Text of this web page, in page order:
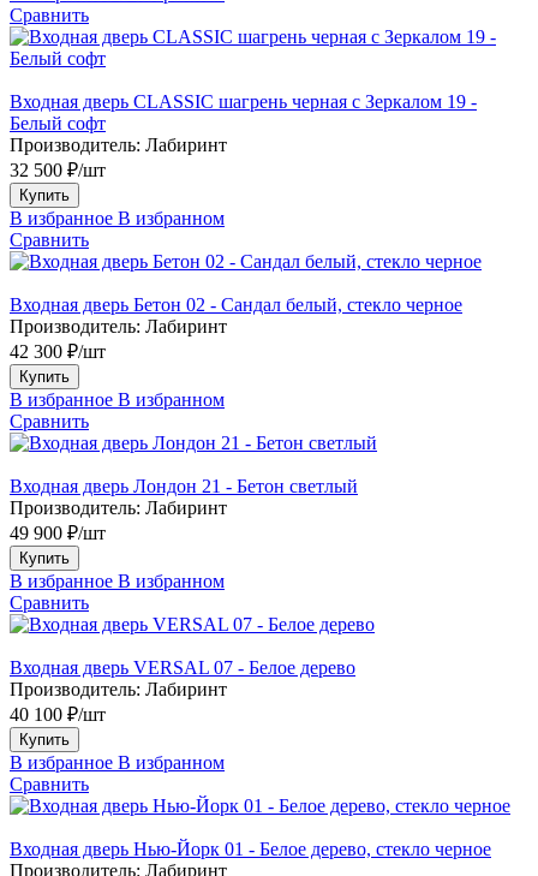
Сравнить
Входная дверь CLASSIC шагрень черная с Зеркалом 19 -
Белый софт
Производитель: Лабиринт
32 500 ₽/шт
Купить
В избранное В избранном
Сравнить
Входная дверь Бетон 02 - Сандал белый, стекло черное
Производитель: Лабиринт
42 300 ₽/шт
Купить
В избранное В избранном
Сравнить
Входная дверь Лондон 21 - Бетон светлый
Производитель: Лабиринт
49 900 ₽/шт
Купить
В избранное В избранном
Сравнить
Входная дверь VERSAL 07 - Белое дерево
Производитель: Лабиринт
40 100 ₽/шт
Купить
В избранное В избранном
Сравнить
Входная дверь Нью-Йорк 01 - Белое дерево, стекло черное
Производитель: Лабиринт